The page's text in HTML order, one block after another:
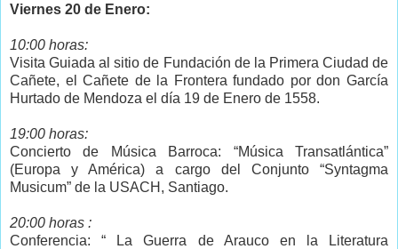
Viernes 20 de Enero:
10:00 horas:
Visita Guiada al sitio de Fundación de la Primera Ciudad de
Cañete, el Cañete de la Frontera fundado por don García
Hurtado de Mendoza el día 19 de Enero de 1558.
19:00 horas:
Concierto de Música Barroca: “Música Transatlántica”
(Europa y América) a cargo del Conjunto “Syntagma
Musicum” de la USACH, Santiago.
20:00 horas :
Conferencia: “ La Guerra de Arauco en la Literatura